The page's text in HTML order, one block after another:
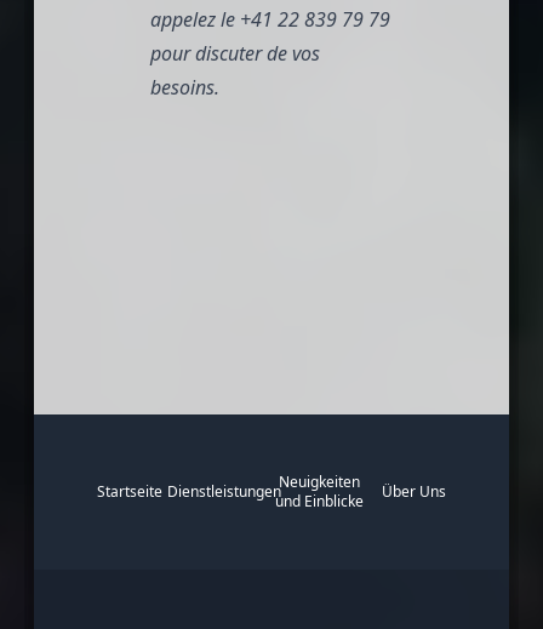
appelez le +41 22 839 79 79
pour discuter de vos
besoins.
Startseite DienstleistungenNeuigkeiten
und Einblicke
Über Uns